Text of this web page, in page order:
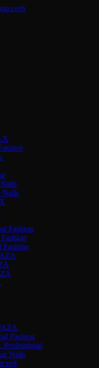
Nails
Fashion
Fashion
Nails